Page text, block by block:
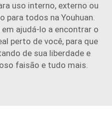
uso interno, externo ou
para todos na Youhuan.
ajudá-lo a encontrar o
perto de você, para que
de sua liberdade e
faisão e tudo mais.